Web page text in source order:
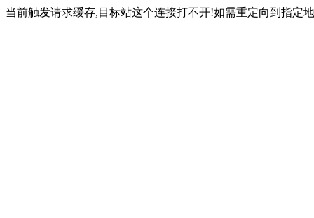
当前触发请求缓存,目标站这个连接打不开!如需重定向到指定